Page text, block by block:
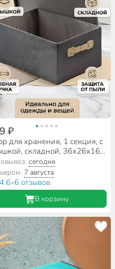
₽
для хранения, 1 секция, с
складной, 36х26х16
ручкой, серый, A290122
сегодня
7 августа
4.6•6 отзывов
В корзину